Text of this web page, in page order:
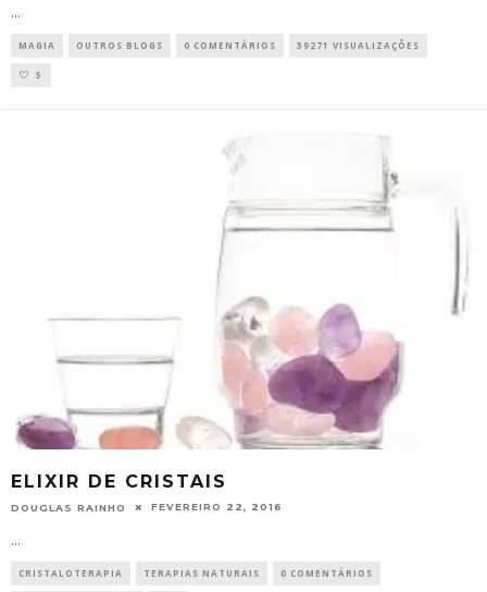
...
MAGIA OUTROS BLOGS 0 COMENTÁRIOS 39271 VISUALIZAÇÕES
5
ELIXIR DE CRISTAIS
DOUGLAS RAINHO FEVEREIRO 22, 2016
...
CRISTALOTERAPIA TERAPIAS NATURAIS 0 COMENTÁRIOS